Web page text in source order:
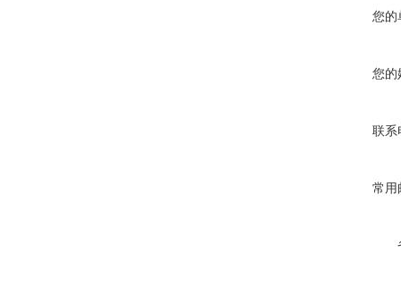
您的
您的
联系
常用